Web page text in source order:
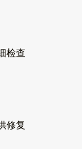
检查
修复